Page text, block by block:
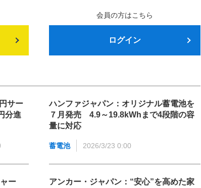
会員の方はこちら
ログイン
サー
分進
ハンファジャパン：オリジナル蓄電池を
７月発売 4.9～19.8kWhまで4段階の容
量に対応
蓄電池 2026/3/23 0:00
ー
アンカー・ジャパン：“安心”を高めた家